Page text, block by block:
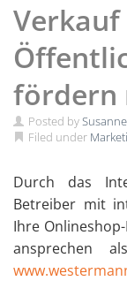
Verkauf
fördern
Posted by
Filed under
Durch das
Betreiber mit
Ihre
ansprechen